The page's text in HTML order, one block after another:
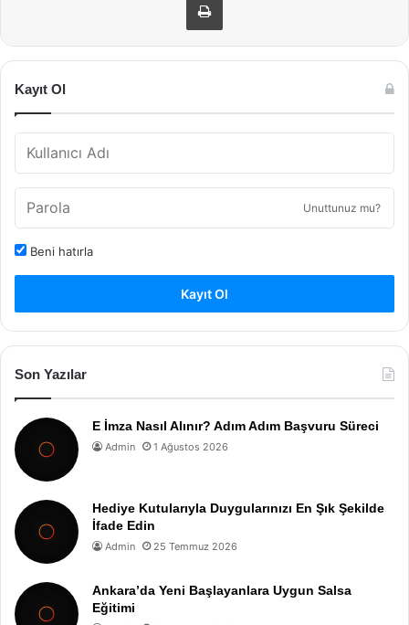
Kayıt Ol
Unuttunuz mu?
Beni hatırla
Kayıt Ol
Son Yazılar
E İmza Nasıl Alınır? Adım Adım Başvuru Süreci
Admin 1 Ağustos 2026
Hediye Kutularıyla Duygularınızı En Şık Şekilde
İfade Edin
Admin 25 Temmuz 2026
Ankara’da Yeni Başlayanlara Uygun Salsa
Eğitimi